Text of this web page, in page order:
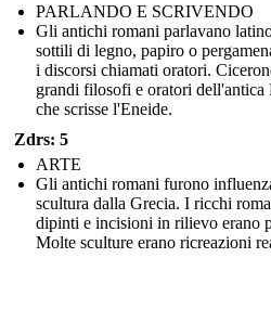
PARLANDO E SCRIVENDO
Gli antichi romani parlavano
sottili di legno, papiro o
i discorsi chiamati oratori.
grandi filosofi e oratori
che scrisse l'Eneide.
Zdrs: 5
ARTE
Gli antichi romani furono
scultura dalla Grecia. I ricchi
dipinti e incisioni in rilievo erano
Molte sculture erano ricreazioni